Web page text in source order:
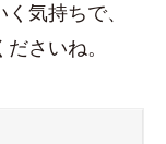
気持ちで、
さいね。